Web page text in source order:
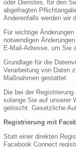
oder Dienstes, für den
abgefragten
Anderenfalls werden wir
Für wichtige
notwendigen
E-Mail-Adresse, um Sie
Grundlage für die
Verarbeitung von Daten
Maßnahmen gestattet.
Die bei der
solange Sie auf unserer
gelöscht. Gesetzliche
Registrierung mit
Statt einer direkten
Facebook Connect